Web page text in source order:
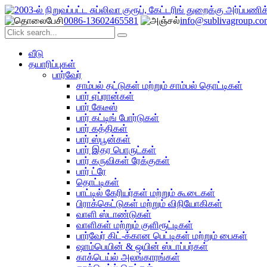
0086-13602465581
வீடு
தயாரிப்புகள்
பார்வேர்
சாம்பல் தட்டுகள் மற்றும் சாம்பல் தொட்டிகள்
பார் ஏப்ரான்கள்
பார் கேடீஸ்
பார் கட்டிங் போர்டுகள்
பார் கத்திகள்
பார் ஸ்பூன்கள்
பார் இதர பொருட்கள்
பார் கருவிகள் ரேக்குகள்
பார் ட்ரே
தொட்டிகள்
பாட்டில் கேரியர்கள் மற்றும் கூடைகள்
பிராக்கெட்டுகள் மற்றும் விநியோகிகள்
வாளி ஸ்டாண்டுகள்
வாளிகள் மற்றும் குளிரூட்டிகள்
பார்வேர் கிட்-க்கான பெட்டிகள் மற்றும் பைகள்
ஷாம்பெயின் & ஒயின் ஸ்டாப்பர்கள்
காக்டெய்ல் அலங்காரங்கள்